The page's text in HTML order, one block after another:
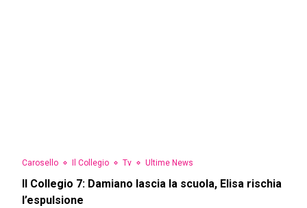
Carosello Il Collegio Tv Ultime News
Il Collegio 7: Damiano lascia la scuola, Elisa rischia
l’espulsione